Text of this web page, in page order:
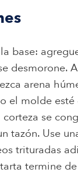
base:
desmorone.
arena
el molde
corteza se
tazón. Use
trituradas
termine